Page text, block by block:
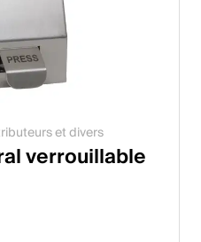
et divers
verrouillable